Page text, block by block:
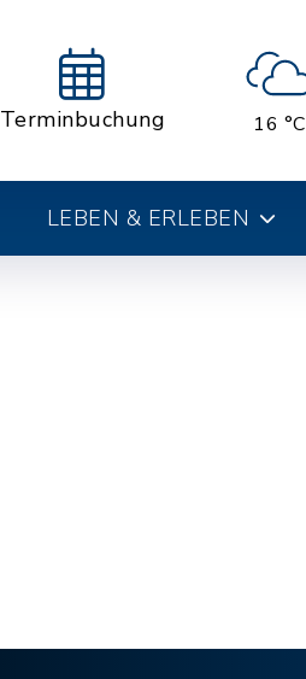
Terminbuchung 16 °C
LEBEN & ERLEBEN